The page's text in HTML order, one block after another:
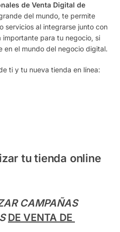
de Venta Digital de
del mundo, te permite
servicios al integrarse junto con
para tu negocio, si
en el mundo del negocio digital.
ti y tu nueva tienda en línea:
tu tienda online
CAMPAÑAS
DE VENTA DE